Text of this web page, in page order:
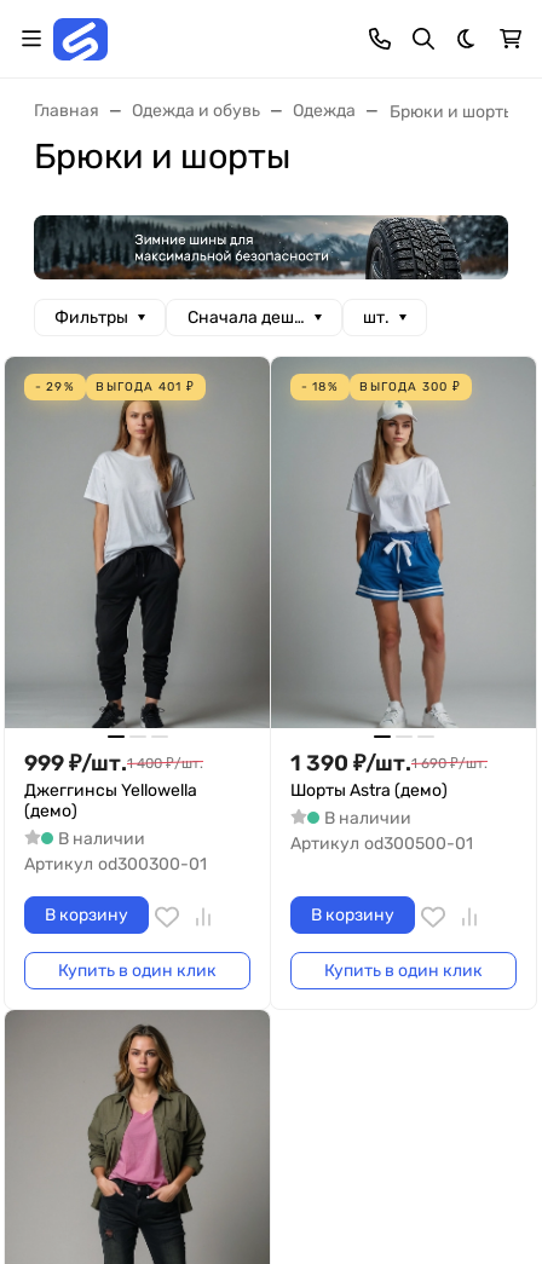
Темная
Главная Одежда и обувь Одежда Брюки и шорты
Брюки и шорты
Фильтры Сначала дешевые шт.
- 29% ВЫГОДА 401 ₽
999₽/шт.1 400 ₽/шт.
Джеггинсы Yellowella
(демо)
В наличии
Артикул od300300-01
В корзину
Купить в один клик
- 18% ВЫГОДА 300 ₽
1 390 ₽/шт.1 690 ₽/шт.
Шорты Astra (демо)
В наличии
Артикул od300500-01
В корзину
Купить в один клик